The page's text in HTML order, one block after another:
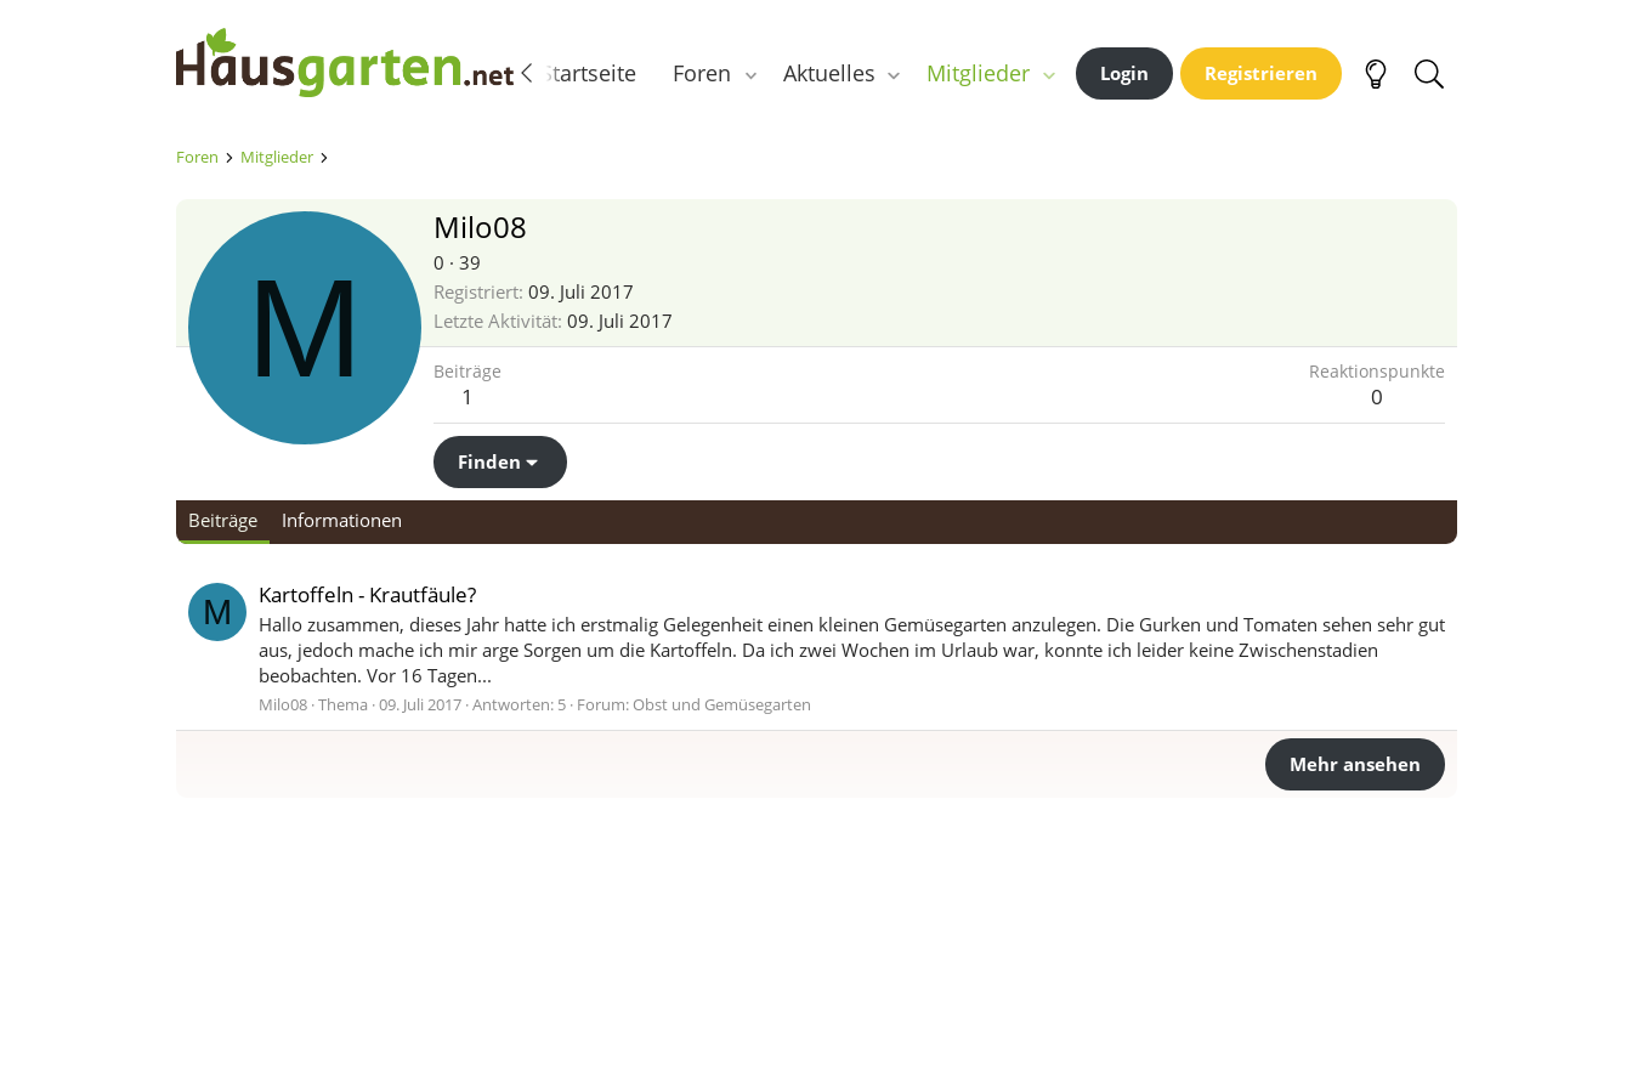
Startseite Foren Aktuelles Mitglieder Login Registrieren
Foren Mitglieder
M
Milo08
0 · 39
Registriert 09. Juli 2017
Letzte Aktivität 09. Juli 2017
Beiträge
1
Reaktionspunkte
0
Finden
Beiträge Informationen
M Kartoffeln - Krautfäule?
Hallo zusammen, dieses Jahr hatte ich erstmalig Gelegenheit einen kleinen Gemüsegarten anzulegen. Die Gurken und Tomaten sehen sehr gut
aus, jedoch mache ich mir arge Sorgen um die Kartoffeln. Da ich zwei Wochen im Urlaub war, konnte ich leider keine Zwischenstadien
beobachten. Vor 16 Tagen...
Milo08 Thema 09. Juli 2017 Antworten: 5 Forum: Obst und Gemüsegarten
Mehr ansehen